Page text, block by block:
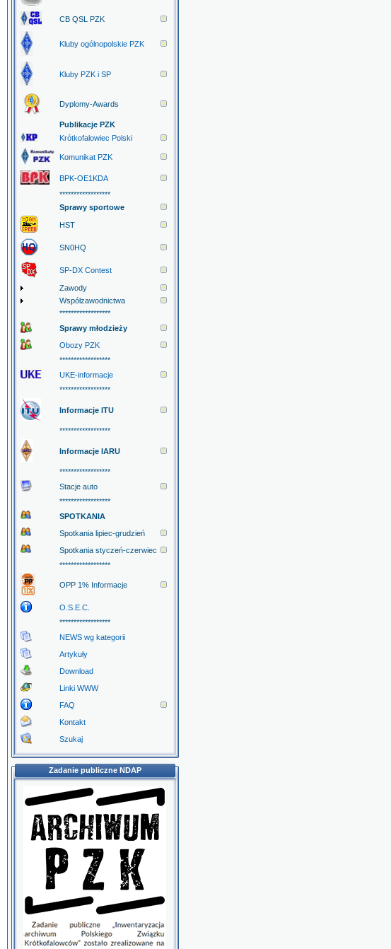
CB QSL PZK
Kluby ogólnopolskie PZK
Kluby PZK i SP
Dyplomy-Awards
Publikacje PZK
Krótkofalowiec Polski
Komunikat PZK
BPK-OE1KDA
******************
Sprawy sportowe
HST
SN0HQ
SP-DX Contest
Zawody
Współzawodnictwa
******************
Sprawy młodzieży
Obozy PZK
******************
UKE-informacje
******************
Informacje ITU
******************
Informacje IARU
******************
Stacje auto
******************
SPOTKANIA
Spotkania lipiec-grudzień
Spotkania styczeń-czerwiec
******************
OPP 1% Informacje
O.S.E.C.
******************
NEWS wg kategorii
Artykuły
Download
Linki WWW
FAQ
Kontakt
Szukaj
Zadanie publiczne NDAP